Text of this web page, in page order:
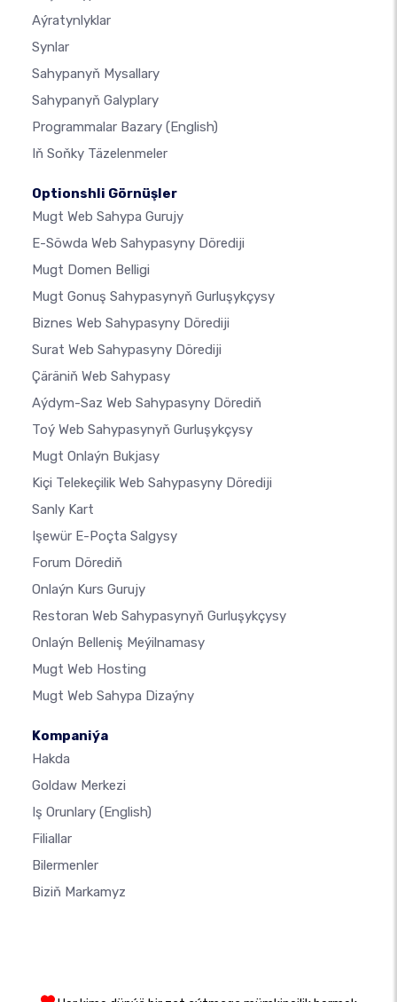
Aýratynlyklar
Synlar
Sahypanyň Mysallary
Sahypanyň Galyplary
Programmalar Bazary (English)
Iň Soňky Täzelenmeler
Optionshli Görnüşler
Mugt Web Sahypa Gurujy
E-Söwda Web Sahypasyny Dörediji
Mugt Domen Belligi
Mugt Gonuş Sahypasynyň Gurluşykçysy
Biznes Web Sahypasyny Dörediji
Surat Web Sahypasyny Dörediji
Çäräniň Web Sahypasy
Aýdym-Saz Web Sahypasyny Dörediň
Toý Web Sahypasynyň Gurluşykçysy
Mugt Onlaýn Bukjasy
Kiçi Telekeçilik Web Sahypasyny Dörediji
Sanly Kart
Işewür E-Poçta Salgysy
Forum Dörediň
Onlaýn Kurs Gurujy
Restoran Web Sahypasynyň Gurluşykçysy
Onlaýn Belleniş Meýilnamasy
Mugt Web Hosting
Mugt Web Sahypa Dizaýny
Kompaniýa
Hakda
Goldaw Merkezi
Iş Orunlary (English)
Filiallar
Bilermenler
Biziň Markamyz